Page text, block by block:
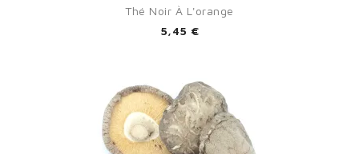
Thé Noir À L'orange
5,45 €